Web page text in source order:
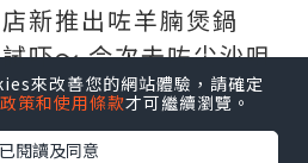
新推出咗羊腩煲鍋
吓～ 今次去咗尖沙咀
助區食物種類相對少
來改善您的網站體驗，請確定
策和使用條款才可繼續瀏覽。
閱讀及同意